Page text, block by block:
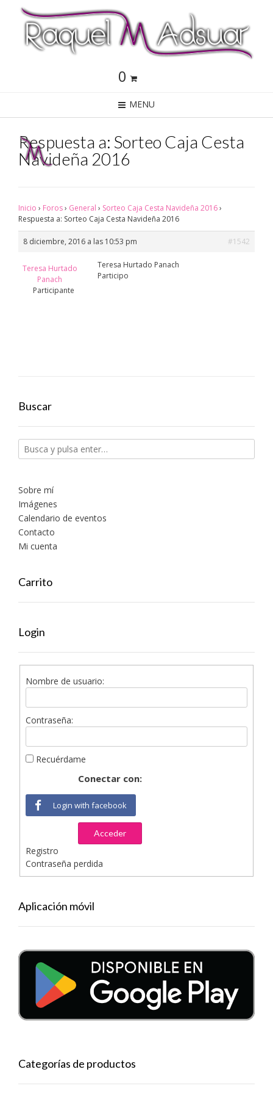
0
MENU
Respuesta a: Sorteo Caja Cesta
Navideña 2016
Inicio › Foros› General › Sorteo Caja Cesta Navideña 2016›
Respuesta a: Sorteo Caja Cesta Navideña 2016
8 diciembre, 2016 a las 10:53 pm #1542
Teresa Hurtado
Panach
Participante
Teresa Hurtado Panach
Participo
Buscar
Sobre mí
Imágenes
Calendario de eventos
Contacto
Mi cuenta
Carrito
Login
Nombre de usuario:
Contraseña:
Recuérdame
Conectar con:
Login with facebook
Acceder
Registro
Contraseña perdida
Aplicación móvil
Categorías de productos